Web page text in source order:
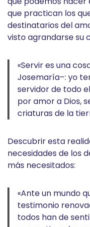
que practican los
destinatarios del
visto agrandarse su
«Servir es una
Josemaría–: yo
servidor de todo
por amor a Dios,
criaturas de la
Descubrir esta
necesidades de los
más necesitados:
«Ante un mundo
testimonio
todos han de